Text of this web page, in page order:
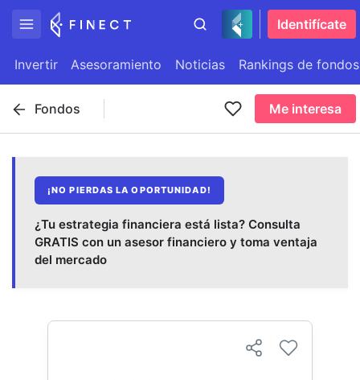
Identifícate
Invertir Asesoramiento Noticias Rankings de fondos
Fondos Me interesa
¡NO PIERDAS LA OPORTUNIDAD!
¿Tu estrategia financiera está lista? Consulta
GRATIS con un asesor financiero y toma ventaja
del mercado